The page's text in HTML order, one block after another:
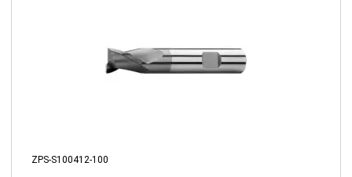
ZPS-S100412-100